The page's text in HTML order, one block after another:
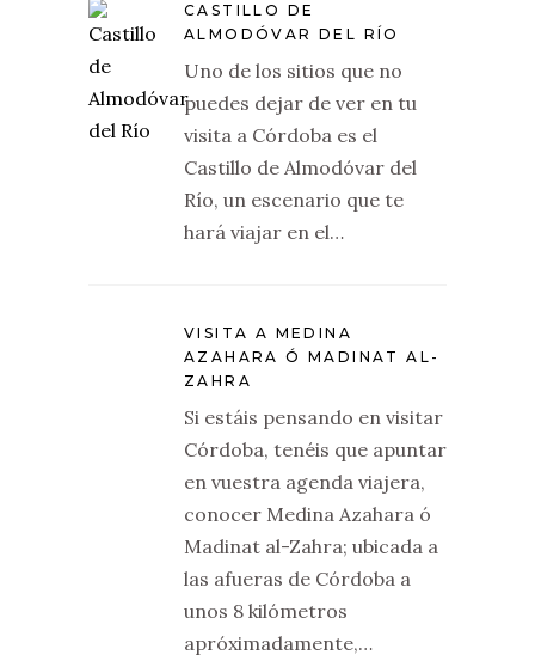
CASTILLO DE
ALMODÓVAR DEL RÍO
Uno de los sitios que no
puedes dejar de ver en tu
visita a Córdoba es el
Castillo de Almodóvar del
Río, un escenario que te
hará viajar en el…
VISITA A MEDINA
AZAHARA Ó MADINAT AL-
ZAHRA
Si estáis pensando en visitar
Córdoba, tenéis que apuntar
en vuestra agenda viajera,
conocer Medina Azahara ó
Madinat al-Zahra; ubicada a
las afueras de Córdoba a
unos 8 kilómetros
apróximadamente,…